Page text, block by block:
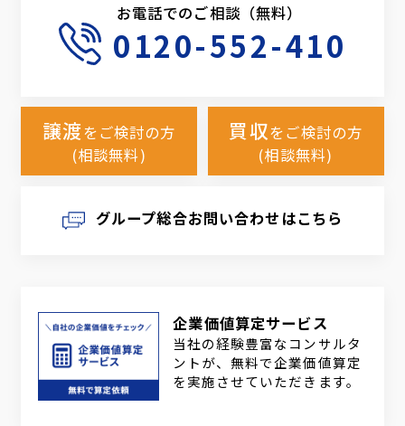
お電話でのご相談（無料）
0120-552-410
譲渡をご検討の方
(相談無料)
買収をご検討の方
(相談無料)
グループ総合お問い合わせはこちら
企業価値算定サービス
当社の経験豊富なコンサルタ
ントが、無料で企業価値算定
を実施させていただきます。